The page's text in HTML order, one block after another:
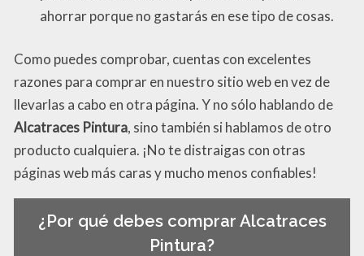
ahorrar porque no gastarás en ese tipo de cosas.
Como puedes comprobar, cuentas con excelentes
razones para comprar en nuestro sitio web en vez de
llevarlas a cabo en otra página. Y no sólo hablando de
Alcatraces Pintura, sino también si hablamos de otro
producto cualquiera. ¡No te distraigas con otras
páginas web más caras y mucho menos confiables!
¿Por qué debes comprar Alcatraces
Pintura?